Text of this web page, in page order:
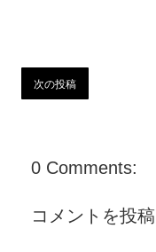
次の投稿
0 Comments:
コメントを投稿